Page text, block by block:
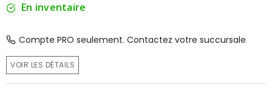
En inventaire
Compte PRO seulement. Contactez votre succursale
VOIR LES DÉTAILS